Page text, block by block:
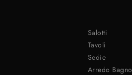
Salotti
Tavoli
Sedie
Arredo Bagno